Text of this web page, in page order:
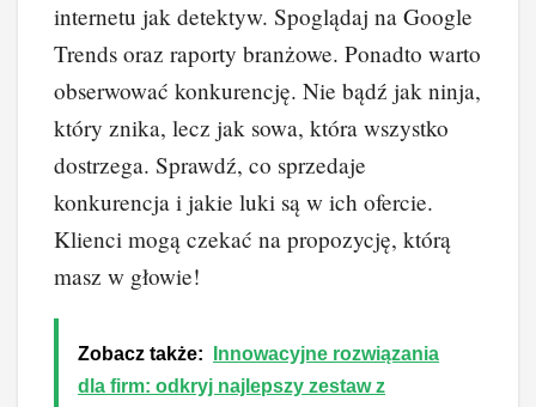
internetu jak detektyw. Spoglądaj na Google
Trends oraz raporty branżowe. Ponadto warto
obserwować konkurencję. Nie bądź jak ninja,
który znika, lecz jak sowa, która wszystko
dostrzega. Sprawdź, co sprzedaje
konkurencja i jakie luki są w ich ofercie.
Klienci mogą czekać na propozycję, którą
masz w głowie!
Zobacz także:
Innowacyjne rozwiązania
dla firm: odkryj najlepszy zestaw z